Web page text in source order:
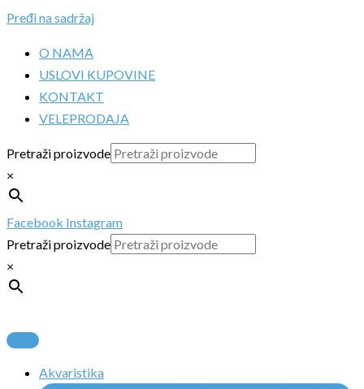
Pređi na sadržaj
O NAMA
USLOVI KUPOVINE
KONTAKT
VELEPRODAJA
Pretraži proizvode
×
Facebook Instagram
Pretraži proizvode
×
Akvaristika